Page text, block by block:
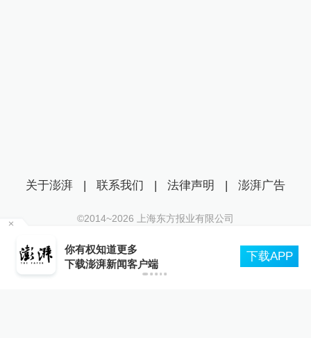
你有权知道更多
下载澎湃新闻客户端
下载APP
关于澎湃 | 联系我们 | 法律声明 | 澎湃广告
©2014~2026 上海东方报业有限公司
互联网新闻信息服务许可证：31120170006
沪公网安备 31010602000299号